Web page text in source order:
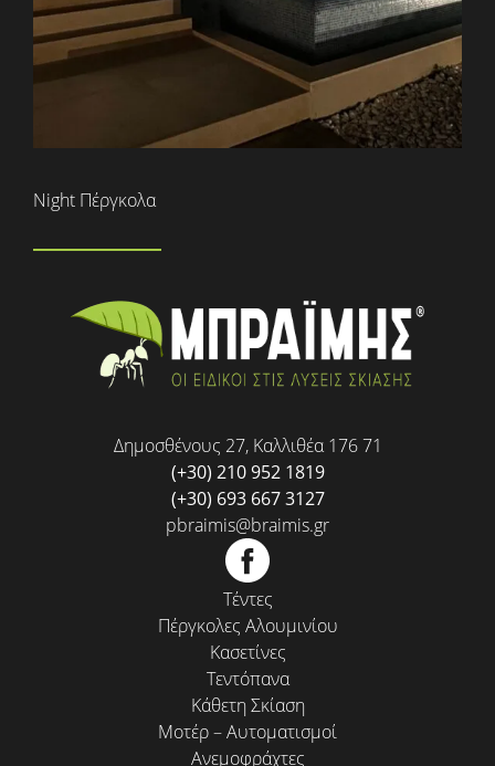
Night Πέργκολα
Δημοσθένους 27, Καλλιθέα 176 71
(+30) 210 952 1819
(+30) 693 667 3127
pbraimis@braimis.gr
Τέντες
Πέργκολες Αλουμινίου
Κασετίνες
Τεντόπανα
Κάθετη Σκίαση
Μοτέρ – Αυτοματισμοί
Ανεμοφράχτες